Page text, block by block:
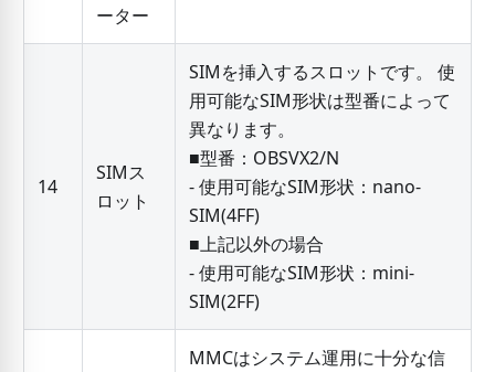
ーター
14
SIMス
ロット
SIMを挿入するスロットです。 使
用可能なSIM形状は型番によって
異なります。
■型番：OBSVX2/N
- 使用可能なSIM形状：nano-
SIM(4FF)
■上記以外の場合
- 使用可能なSIM形状：mini-
SIM(2FF)
MMCはシステム運用に十分な信